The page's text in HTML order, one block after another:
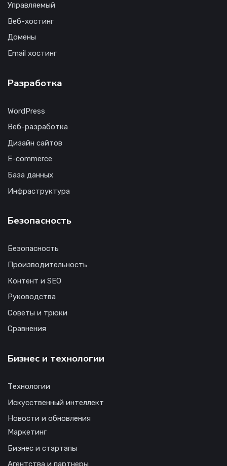
Управляемый
Веб-хостинг
Домены
Email хостинг
Разработка
WordPress
Веб-разработка
Дизайн сайтов
E-commerce
База данных
Инфраструктура
Безопасность
Безопасность
Производительность
Контент и SEO
Руководства
Советы и трюки
Сравнения
Бизнес и технологии
Технологии
Искусственный интеллект
Новости и обновления
Маркетинг
Бизнес и стартапы
Агентства и партнеры